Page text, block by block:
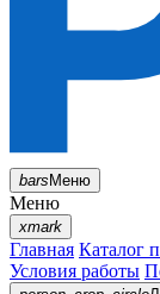
barsМеню
Меню
xmark
Главная Каталог
Условия работы